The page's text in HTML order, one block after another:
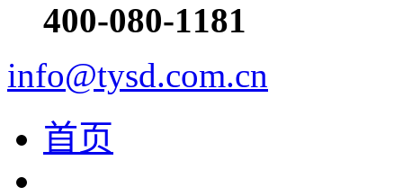
400-080-1181
info@tysd.com.cn
首页